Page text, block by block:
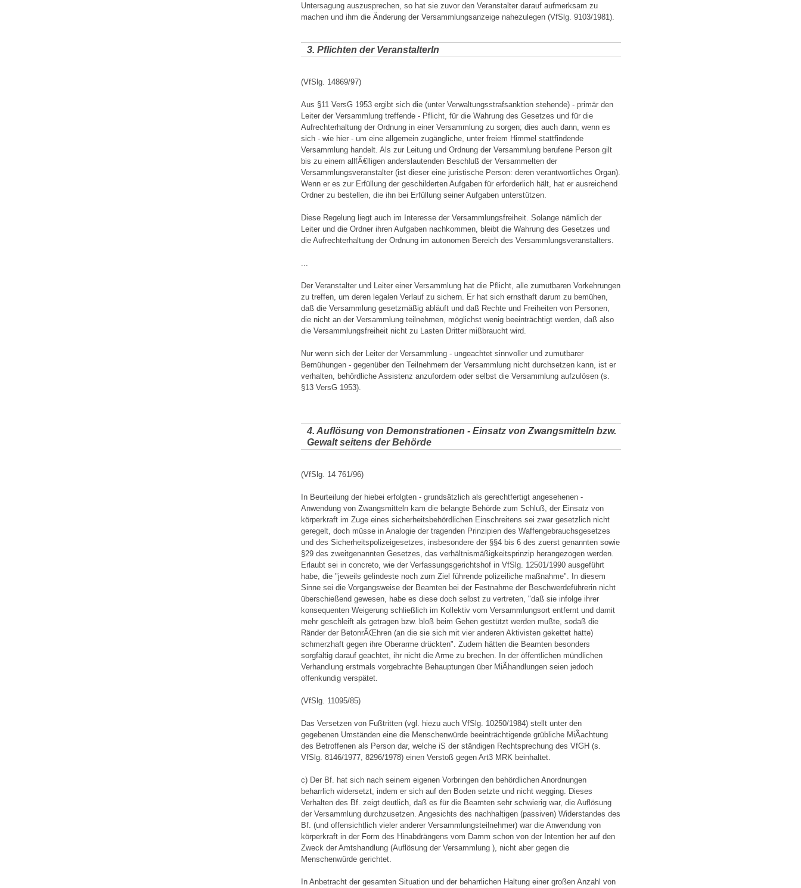
Untersagung auszusprechen, so hat sie zuvor den Veranstalter darauf aufmerksam zu
machen und ihm die Änderung der Versammlungsanzeige nahezulegen (VfSlg. 9103/1981).
3. Pflichten der VeranstalterIn
(VfSlg. 14869/97)
Aus §11 VersG 1953 ergibt sich die (unter Verwaltungsstrafsanktion stehende) - primär den
Leiter der Versammlung treffende - Pflicht, für die Wahrung des Gesetzes und für die
Aufrechterhaltung der Ordnung in einer Versammlung zu sorgen; dies auch dann, wenn es
sich - wie hier - um eine allgemein zugängliche, unter freiem Himmel stattfindende
Versammlung handelt. Als zur Leitung und Ordnung der Versammlung berufene Person gilt
bis zu einem allfÃ€lligen anderslautenden Beschluß der Versammelten der
Versammlungsveranstalter (ist dieser eine juristische Person: deren verantwortliches Organ).
Wenn er es zur Erfüllung der geschilderten Aufgaben für erforderlich hält, hat er ausreichend
Ordner zu bestellen, die ihn bei Erfüllung seiner Aufgaben unterstützen.
Diese Regelung liegt auch im Interesse der Versammlungsfreiheit. Solange nämlich der
Leiter und die Ordner ihren Aufgaben nachkommen, bleibt die Wahrung des Gesetzes und
die Aufrechterhaltung der Ordnung im autonomen Bereich des Versammlungsveranstalters.
Der Veranstalter und Leiter einer Versammlung hat die Pflicht, alle zumutbaren Vorkehrungen
zu treffen, um deren legalen Verlauf zu sichern. Er hat sich ernsthaft darum zu bemühen,
daß die Versammlung gesetzmäßig abläuft und daß Rechte und Freiheiten von Personen,
die nicht an der Versammlung teilnehmen, möglichst wenig beeinträchtigt werden, daß also
die Versammlungsfreiheit nicht zu Lasten Dritter mißbraucht wird.
Nur wenn sich der Leiter der Versammlung - ungeachtet sinnvoller und zumutbarer
Bemühungen - gegenüber den Teilnehmern der Versammlung nicht durchsetzen kann, ist er
verhalten, behördliche Assistenz anzufordern oder selbst die Versammlung aufzulösen (s.
§13 VersG 1953).
4. Auflösung von Demonstrationen - Einsatz von Zwangsmitteln bzw.
Gewalt seitens der Behörde
(VfSlg. 14 761/96)
In Beurteilung der hiebei erfolgten - grundsätzlich als gerechtfertigt angesehenen -
Anwendung von Zwangsmitteln kam die belangte Behörde zum Schluß, der Einsatz von
körperkraft im Zuge eines sicherheitsbehördlichen Einschreitens sei zwar gesetzlich nicht
geregelt, doch müsse in Analogie der tragenden Prinzipien des Waffengebrauchsgesetzes
und des Sicherheitspolizeigesetzes, insbesondere der §§4 bis 6 des zuerst genannten sowie
§29 des zweitgenannten Gesetzes, das verhältnismäßigkeitsprinzip herangezogen werden.
Erlaubt sei in concreto, wie der Verfassungsgerichtshof in VfSlg. 12501/1990 ausgeführt
habe, die "jeweils gelindeste noch zum Ziel führende polizeiliche maßnahme". In diesem
Sinne sei die Vorgangsweise der Beamten bei der Festnahme der Beschwerdeführerin nicht
überschießend gewesen, habe es diese doch selbst zu vertreten, "daß sie infolge ihrer
konsequenten Weigerung schließlich im Kollektiv vom Versammlungsort entfernt und damit
mehr geschleift als getragen bzw. bloß beim Gehen gestützt werden mußte, sodaß die
Ränder der BetonrÃŒhren (an die sie sich mit vier anderen Aktivisten gekettet hatte)
schmerzhaft gegen ihre Oberarme drückten". Zudem hätten die Beamten besonders
sorgfältig darauf geachtet, ihr nicht die Arme zu brechen. In der öffentlichen mündlichen
Verhandlung erstmals vorgebrachte Behauptungen über MiÃhandlungen seien jedoch
offenkundig verspätet.
(VfSlg. 11095/85)
Das Versetzen von Fußtritten (vgl. hiezu auch VfSlg. 10250/1984) stellt unter den
gegebenen Umständen eine die Menschenwürde beeinträchtigende grübliche MiÃachtung
des Betroffenen als Person dar, welche iS der ständigen Rechtsprechung des VfGH (s.
VfSlg. 8146/1977, 8296/1978) einen Verstoß gegen Art3 MRK beinhaltet.
c) Der Bf. hat sich nach seinem eigenen Vorbringen den behördlichen Anordnungen
beharrlich widersetzt, indem er sich auf den Boden setzte und nicht wegging. Dieses
Verhalten des Bf. zeigt deutlich, daß es für die Beamten sehr schwierig war, die Auflösung
der Versammlung durchzusetzen. Angesichts des nachhaltigen (passiven) Widerstandes des
Bf. (und offensichtlich vieler anderer Versammlungsteilnehmer) war die Anwendung von
körperkraft in der Form des Hinabdrängens vom Damm schon von der Intention her auf den
Zweck der Amtshandlung (Auflösung der Versammlung ), nicht aber gegen die
Menschenwürde gerichtet.
In Anbetracht der gesamten Situation und der beharrlichen Haltung einer großen Anzahl von